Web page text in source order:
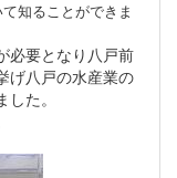
知ることができま
必要となり八戸前
げ八戸の水産業の
た。